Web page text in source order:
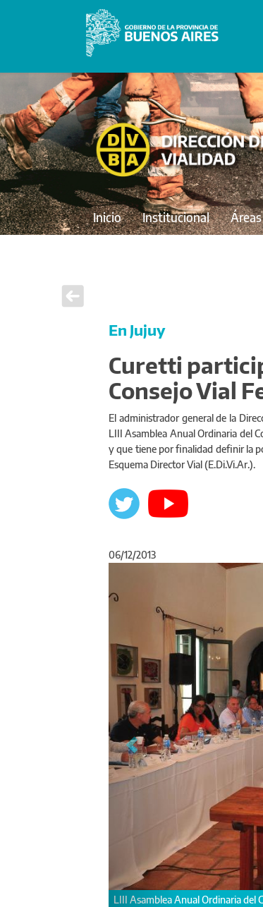
Inicio Institucional Áreas
En Jujuy
Curetti
Consejo Vial
El administrador general de la
LIII Asamblea Anual Ordinaria del
y que tiene por finalidad definir la
Esquema Director Vial (E.Di.Vi.Ar.).
06/12/2013
Autoridades